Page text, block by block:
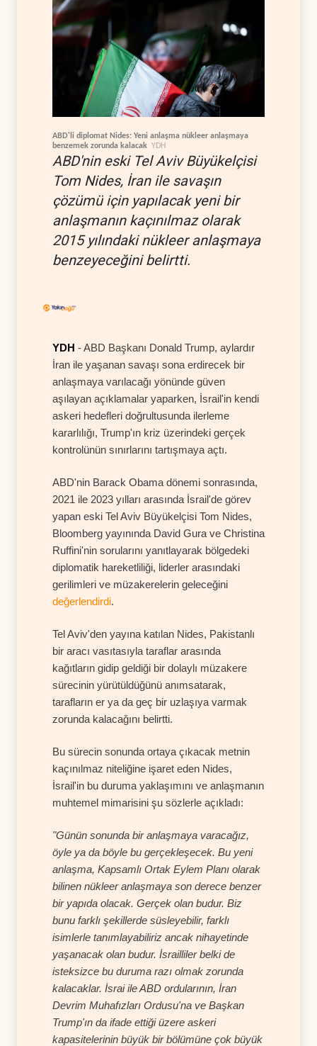
ABD'li diplomat Nides: Yeni anlaşma nükleer anlaşmaya
benzemek zorunda kalacak YDH
ABD'nin eski Tel Aviv Büyükelçisi
Tom Nides, İran ile savaşın
çözümü için yapılacak yeni bir
anlaşmanın kaçınılmaz olarak
2015 yılındaki nükleer anlaşmaya
benzeyeceğini belirtti.
YDH - ABD Başkanı Donald Trump, aylardır
İran ile yaşanan savaşı sona erdirecek bir
anlaşmaya varılacağı yönünde güven
aşılayan açıklamalar yaparken, İsrail'in kendi
askeri hedefleri doğrultusunda ilerleme
kararlılığı, Trump'ın kriz üzerindeki gerçek
kontrolünün sınırlarını tartışmaya açtı.
ABD'nin Barack Obama dönemi sonrasında,
2021 ile 2023 yılları arasında İsrail'de görev
yapan eski Tel Aviv Büyükelçisi Tom Nides,
Bloomberg yayınında David Gura ve Christina
Ruffini'nin sorularını yanıtlayarak bölgedeki
diplomatik hareketliliği, liderler arasındaki
gerilimleri ve müzakerelerin geleceğini
değerlendirdi.
Tel Aviv'den yayına katılan Nides, Pakistanlı
bir aracı vasıtasıyla taraflar arasında
kağıtların gidip geldiği bir dolaylı müzakere
sürecinin yürütüldüğünü anımsatarak,
tarafların er ya da geç bir uzlaşıya varmak
zorunda kalacağını belirtti.
Bu sürecin sonunda ortaya çıkacak metnin
kaçınılmaz niteliğine işaret eden Nides,
İsrail'in bu duruma yaklaşımını ve anlaşmanın
muhtemel mimarisini şu sözlerle açıkladı:
"Günün sonunda bir anlaşmaya varacağız,
öyle ya da böyle bu gerçekleşecek. Bu yeni
anlaşma, Kapsamlı Ortak Eylem Planı olarak
bilinen nükleer anlaşmaya son derece benzer
bir yapıda olacak. Gerçek olan budur. Biz
bunu farklı şekillerde süsleyebilir, farklı
isimlerle tanımlayabiliriz ancak nihayetinde
yaşanacak olan budur. İsrailliler belki de
isteksizce bu duruma razı olmak zorunda
kalacaklar. İsrai ile ABD ordularının, İran
Devrim Muhafızları Ordusu'na ve Başkan
Trump'ın da ifade ettiği üzere askeri
kapasitelerinin büyük bir bölümüne çok büyük